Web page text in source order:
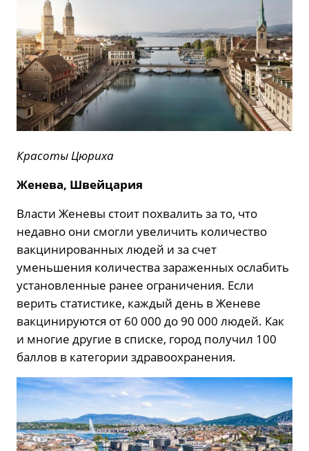
Красоты Цюриха
Женева, Швейцария
Власти Женевы стоит похвалить за то, что
недавно они смогли увеличить количество
вакцинированных людей и за счет
уменьшения количества зараженных ослабить
установленные ранее ограничения. Если
верить статистике, каждый день в Женеве
вакцинируются от 60 000 до 90 000 людей. Как
и многие другие в списке, город получил 100
баллов в категории здравоохранения.